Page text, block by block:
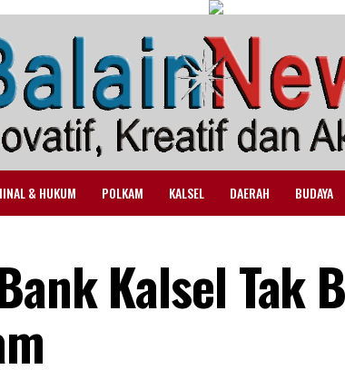
& HUKUM POLKAM KALSEL DAERAH BUDAYA
Kalsel Tak